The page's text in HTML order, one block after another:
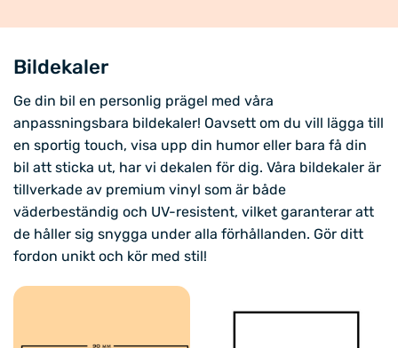
Bildekaler
Ge din bil en personlig prägel med våra
anpassningsbara bildekaler! Oavsett om du vill lägga till
en sportig touch, visa upp din humor eller bara få din
bil att sticka ut, har vi dekalen för dig. Våra bildekaler är
tillverkade av premium vinyl som är både
väderbeständig och UV-resistent, vilket garanterar att
de håller sig snygga under alla förhållanden. Gör ditt
fordon unikt och kör med stil!